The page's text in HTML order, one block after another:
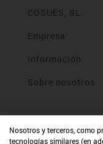
COSUES, SL.
Empresa
Información
Sobre nosotros
Nosotros y terceros, como
tecnologías similares (en